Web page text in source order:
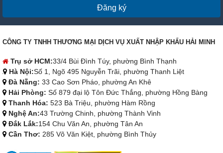
Đăng ký
CÔNG TY TNHH THƯƠNG MẠI DỊCH VỤ XUẤT NHẬP KHẨU HẢI MINH
Trụ sở HCM:33/4 Bùi Đình Túy, phường Bình Thạnh
Hà Nội:Số 1, Ngõ 495 Nguyễn Trãi, phường Thanh Liệt
Đà Nẵng: 33 Cao Sơn Pháo, phường An Khê
Hải Phòng: Số 879 đại lộ Tôn Đức Thắng, phường Hồng Bàng
Thanh Hóa: 523 Bà Triệu, phường Hàm Rồng
Nghệ An:43 Trường Chinh, phường Thành Vinh
Đắk Lắk:154 Chu Văn An, phường Tân An
Cần Thơ: 285 Võ Văn Kiệt, phường Bình Thủy